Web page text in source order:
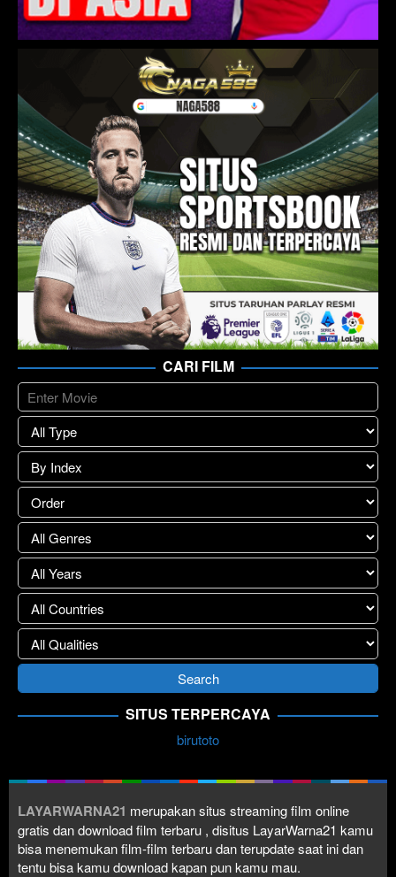
CARI FILM
SITUS TERPERCAYA
birutoto
LAYARWARNA21 merupakan situs streaming film online
gratis dan download film terbaru , disitus LayarWarna21 kamu
bisa menemukan film-film terbaru dan terupdate saat ini dan
tentu bisa kamu download kapan pun kamu mau.